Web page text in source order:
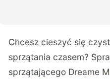
Chcesz cieszyć się
sprzątania czasem?
sprzątającego Dreame